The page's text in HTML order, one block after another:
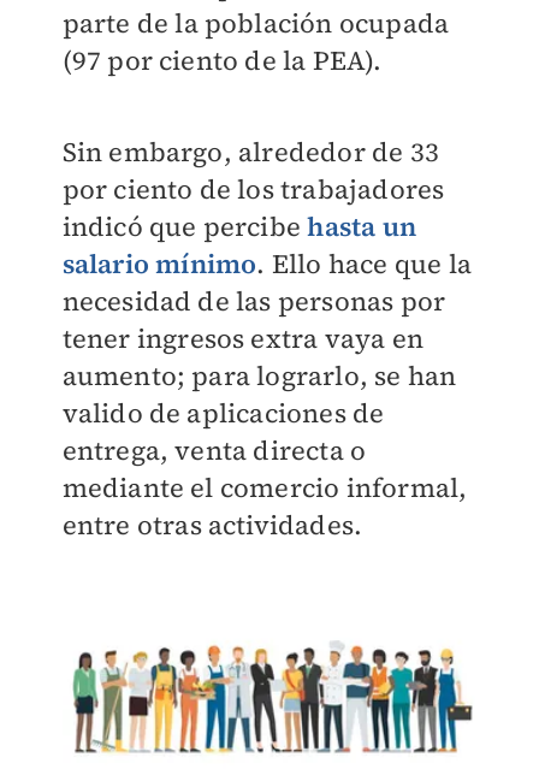
parte de la población ocupada
(97 por ciento de la PEA).
Sin embargo, alrededor de 33
por ciento de los trabajadores
indicó que percibehasta un
salario mínimo. Ello hace que la
necesidad de las personas por
tener ingresos extra vaya en
aumento; para lograrlo, se han
valido de aplicaciones de
entrega, venta directa o
mediante el comercio informal,
entre otras actividades.